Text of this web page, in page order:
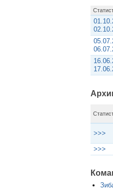
>>>
>>>